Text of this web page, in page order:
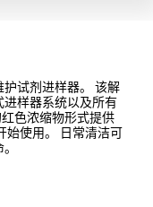
护试剂进样器。 该解
样器系统以及所有
色浓缩物形式提供
始使用。 日常清洁可